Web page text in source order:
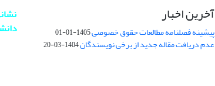
آخرین اخبار
پیشینه فصلنامه مطالعات حقوق خصوصی1405-01-01
عدم دریافت مقاله جدید از برخی نویسندگان1404-03-20